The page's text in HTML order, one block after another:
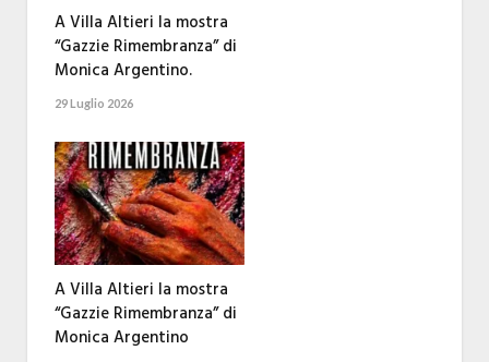
A Villa Altieri la mostra
“Gazzie Rimembranza” di
Monica Argentino.
29 Luglio 2026
A Villa Altieri la mostra
“Gazzie Rimembranza” di
Monica Argentino